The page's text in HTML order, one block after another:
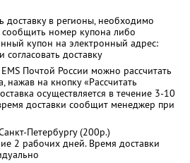
доставку в регионы, необходимо
сообщить номер купона либо
купон на электронный адрес:
и согласовать доставку
Почтой России можно рассчитать
нажав на кнопку «Рассчитать
осуществляется в течение 3-10
доставки сообщит менеджер при
Петербургу (200р.)
2 рабочих дней. Время доставки